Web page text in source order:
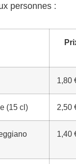
personnes :
1,80
(15 cl) 2,50
1,40